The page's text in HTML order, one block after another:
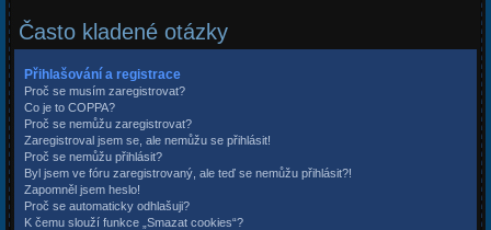
Často kladené otázky
Přihlašování a registrace
Proč se musím zaregistrovat?
Co je to COPPA?
Proč se nemůžu zaregistrovat?
Zaregistroval jsem se, ale nemůžu se přihlásit!
Proč se nemůžu přihlásit?
Byl jsem ve fóru zaregistrovaný, ale teď se nemůžu přihlásit?!
Zapomněl jsem heslo!
Proč se automaticky odhlašuji?
K čemu slouží funkce „Smazat cookies“?